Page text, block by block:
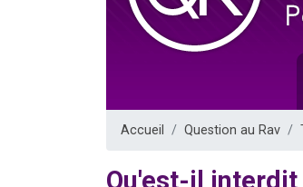
Accueil Question au Rav
Qu'est-il